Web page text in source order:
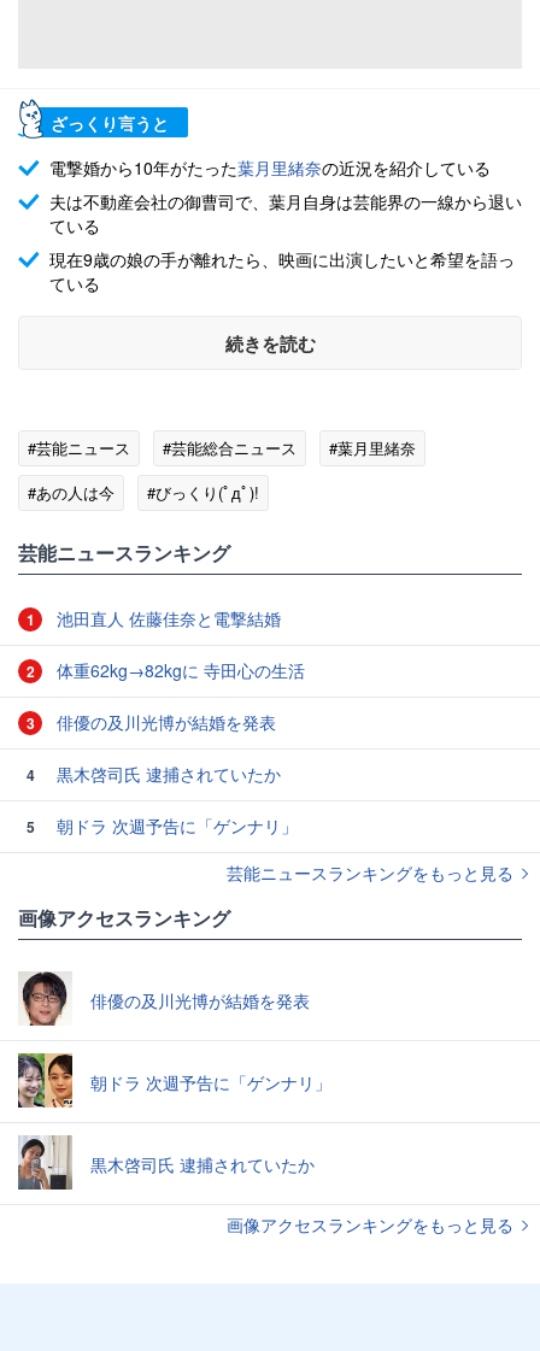
ざっくり言うと
電撃婚から10年がたった葉月里緒奈の近況を紹介している
夫は不動産会社の御曹司で、葉月自身は芸能界の一線から退い
ている
現在9歳の娘の手が離れたら、映画に出演したいと希望を語っ
ている
続きを読む
#芸能ニュース #芸能総合ニュース
#葉月里緒奈
#あの人は今
#びっくり(ﾟдﾟ)!
芸能ニュースランキング
1 池田直人 佐藤佳奈と電撃結婚
2 体重62kg→82kgに 寺田心の生活
3 俳優の及川光博が結婚を発表
4 黒木啓司氏 逮捕されていたか
5
朝ドラ 次週予告に「ゲンナリ」
芸能ニュースランキングをもっと見る
画像アクセスランキング
俳優の及川光博が結婚を発表
朝ドラ 次週予告に「ゲンナリ」
黒木啓司氏 逮捕されていたか
画像アクセスランキングをもっと見る